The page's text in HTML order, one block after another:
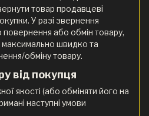
товар продавцеві
У разі звернення
повернення або обмін товару,
максимально швидко та
обміну товару.
від покупця
якості (або обміняти його на
наступні умови